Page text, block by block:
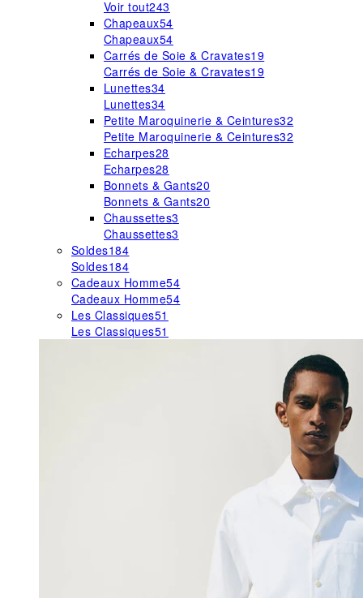
Voir tout243
Chapeaux54
Chapeaux54
Carrés de Soie & Cravates19
Carrés de Soie & Cravates19
Lunettes34
Lunettes34
Petite Maroquinerie & Ceintures32
Petite Maroquinerie & Ceintures32
Echarpes28
Echarpes28
Bonnets & Gants20
Bonnets & Gants20
Chaussettes3
Chaussettes3
Soldes184
Soldes184
Cadeaux Homme54
Cadeaux Homme54
Les Classiques51
Les Classiques51